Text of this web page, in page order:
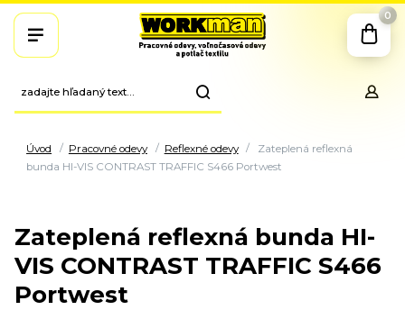
0
Úvod Pracovné odevy Reflexné odevy
Zateplená reflexná
bunda HI-VIS CONTRAST TRAFFIC S466 Portwest
Zateplená reflexná bunda HI-
VIS CONTRAST TRAFFIC S466
Portwest